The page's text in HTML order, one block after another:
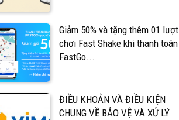
Giảm 50% và tặng thêm 01 lượt
chơi Fast Shake khi thanh toán
FastGo...
ĐIỀU KHOẢN VÀ ĐIỀU KIỆN
CHUNG VỀ BẢO VỆ VÀ XỬ LÝ